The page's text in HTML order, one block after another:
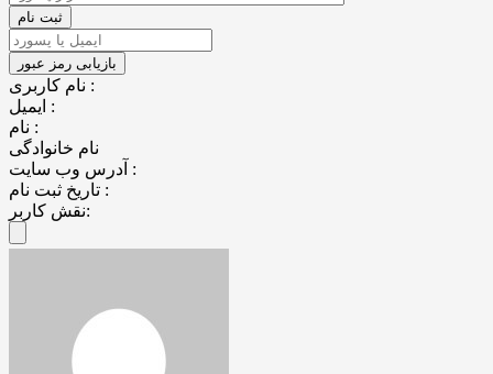
نام کاربری :
ایمیل :
نام :
نام خانوادگی
آدرس وب سایت :
تاریخ ثبت نام :
نقش کاربر: